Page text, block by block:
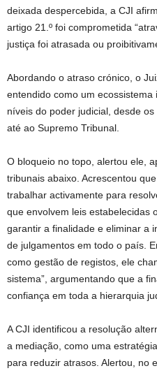
deixada despercebida, a CJI
artigo 21.º foi comprometida
justiça foi atrasada ou
Abordando o atraso crónico, o
entendido como um
níveis do poder judicial, desde
até ao Supremo Tribunal.
O bloqueio no topo, alertou ele,
tribunais abaixo. Acrescentou
trabalhar activamente para
que envolvem leis estabelecidas
garantir a finalidade e eliminar a
de julgamentos em todo o país.
como gestão de registos, ele
sistema”, argumentando que a
confiança em toda a hierarquia
A CJI identificou a resolução
a mediação, como uma
para reduzir atrasos. Alertou, no